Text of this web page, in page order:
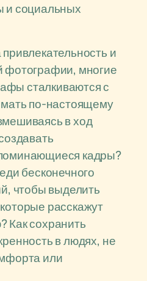
и социальных
и
фотографии, многие
сталкиваются с
по-настоящему
в ход
кадры?
бесконечного
чтобы выделить
расскажут
Как сохранить
в людях, не
или